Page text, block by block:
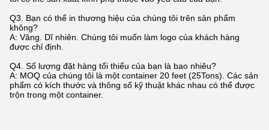
Q3. Bạn có thể in thương hiệu của chúng tôi trên sản phẩm
không?
A: Vâng. Dĩ nhiên. Chúng tôi muốn làm logo của khách hàng
được chỉ định.
Q4. Số lượng đặt hàng tối thiểu của bạn là bao nhiêu?
A: MOQ của chúng tôi là một container 20 feet (25Tons). Các sản
phẩm có kích thước và thông số kỹ thuật khác nhau có thể được
trộn trong một container.